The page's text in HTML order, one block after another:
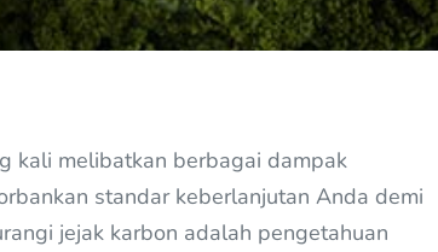
kali melibatkan berbagai dampak
standar keberlanjutan Anda demi
jejak karbon adalah pengetahuan